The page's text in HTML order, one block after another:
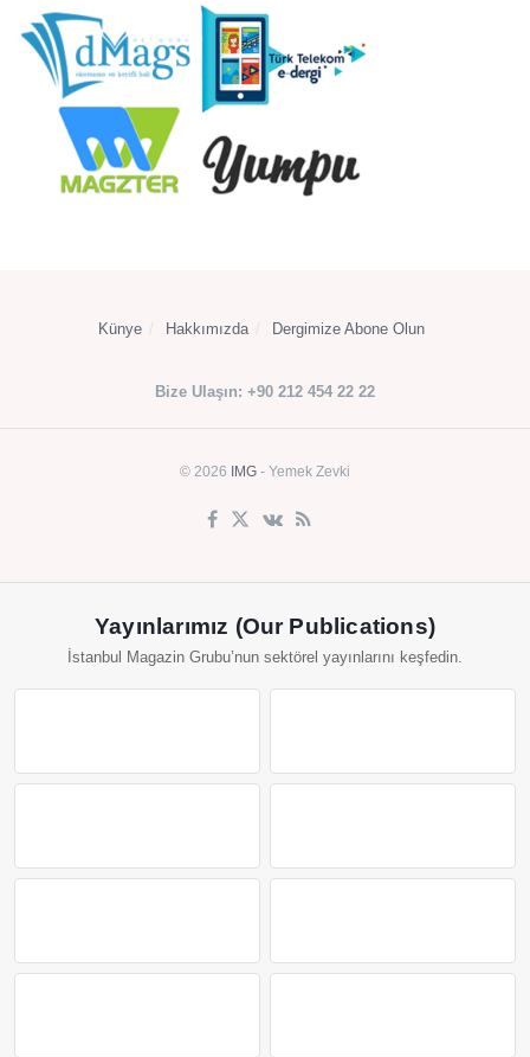
Künye Hakkımızda Dergimize Abone Olun
Bize Ulaşın: +90 212 454 22 22
© 2026 IMG - Yemek Zevki
Yayınlarımız (Our Publications)
İstanbul Magazin Grubu’nun sektörel yayınlarını keşfedin.